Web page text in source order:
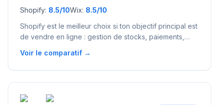
Shopify: 8.5/10Wix: 8.5/10
Shopify est le meilleur choix si ton objectif principal est
de vendre en ligne : gestion de stocks, paiements,
convient mieux si tu veux un site vitrine avec un petit
catalogue en complément, grâce à sa simplicité et son
Voir le comparatif →